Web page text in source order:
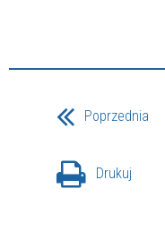
Poprzednia
Drukuj